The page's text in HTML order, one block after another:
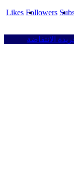
Likes Followers